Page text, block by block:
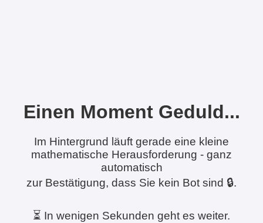
Einen Moment Geduld...
Im Hintergrund läuft gerade eine kleine
mathematische Herausforderung - ganz
automatisch
zur Bestätigung, dass Sie kein Bot sind 🔒.
⏳ In wenigen Sekunden geht es weiter.